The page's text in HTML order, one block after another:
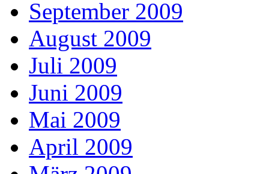
September 2009
August 2009
Juli 2009
Juni 2009
Mai 2009
April 2009